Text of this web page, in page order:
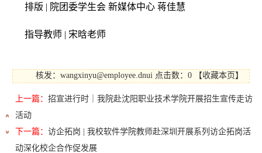
排版 | 院团委学生会 新媒体中心 蒋佳慧
指导教师 | 宋晗老师
核发：wangxinyu@employee.dnui 点击数：0 【收藏本页 】
上一篇： 招宣进行时｜我院赴沈阳职业技术学院开展招生宣传走访
活动
下一篇： 访企拓岗 | 我校软件学院教师赴深圳开展系列访企拓岗活
动深化校企合作促发展